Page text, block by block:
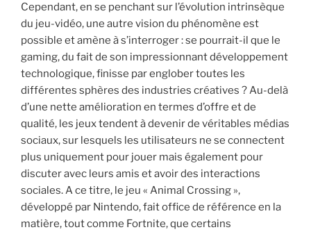
Cependant, en se penchant sur l’évolution intrinsèque
du jeu-vidéo, une autre vision du phénomène est
possible et amène à s’interroger : se pourrait-il que le
gaming, du fait de son impressionnant développement
technologique, finisse par englober toutes les
différentes sphères des industries créatives ? Au-delà
d’une nette amélioration en termes d’offre et de
qualité, les jeux tendent à devenir de véritables médias
sociaux, sur lesquels les utilisateurs ne se connectent
plus uniquement pour jouer mais également pour
discuter avec leurs amis et avoir des interactions
sociales. A ce titre, le jeu « Animal Crossing »,
développé par Nintendo, fait office de référence en la
matière, tout comme Fortnite, que certains